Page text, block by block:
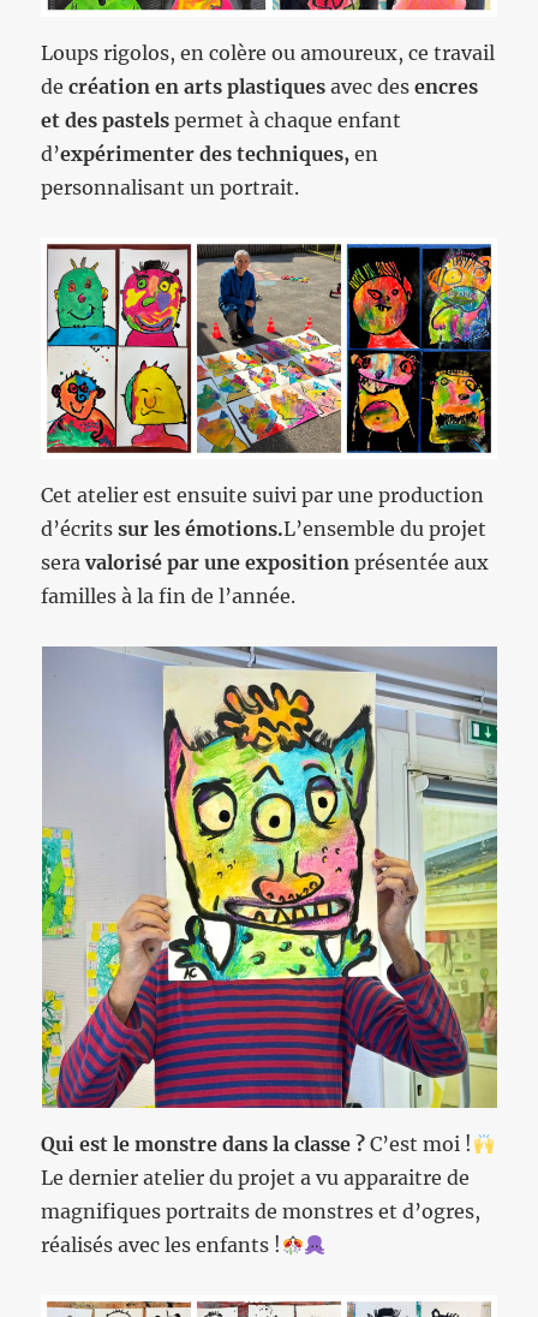
Loups rigolos, en colère ou amoureux, ce travail
decréation en arts plastiquesavec desencres
et des pastels permet à chaque enfant
d’expérimenter des techniques, en
personnalisant un portrait.
Cet atelier est ensuite suivi par une production
d’écritssur les émotions.L’ensemble du projet
seravalorisé par une exposition présentée aux
familles à la fin de l’année.
Qui est le monstre dans la classe ? C’est moi !
Le dernier atelier du projet a vu apparaitre de
magnifiques portraits de monstres et d’ogres,
réalisés avec les enfants !